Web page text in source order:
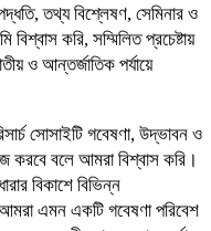
তথ্য বিশ্লেষণ, সেমিনার ও
করি, সম্মিলিত প্রচেষ্টায়
ও আন্তর্জাতিক পর্যায়ে
সোসাইটি গবেষণা, উদ্ভাবন ও
করবে বলে আমরা বিশ্বাস করি।
বিকাশে বিভিন্ন
এমন একটি গবেষণা পরিবেশ